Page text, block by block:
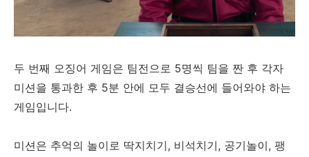
두 번째 오징어 게임은 팀전으로 5명씩 팀을 짠 후 각자
미션을 통과한 후 5분 안에 모두 결승선에 들어와야 하는
게임입니다.
미션은 추억의 놀이로 딱지치기, 비석치기, 공기놀이, 팽